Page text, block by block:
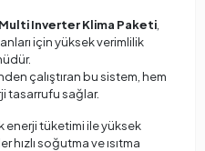
Multi Inverter Klima Paketi
için yüksek verimlilik
çalıştıran bu sistem, hem
tasarrufu sağlar.
enerji tüketimi ile yüksek
soğutma ve ısıtma